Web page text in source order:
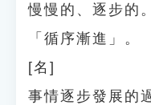
慢慢的、逐步的
「循序漸進」。
[名]
事情逐步發展的